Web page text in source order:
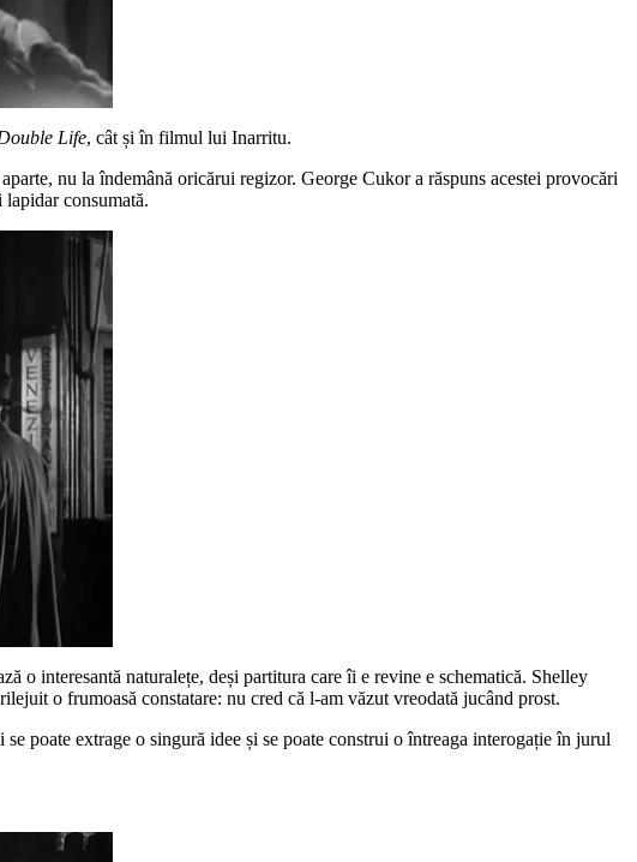
Life, cât și în filmul lui Inarritu.
nu la îndemână oricărui regizor. George Cukor a răspuns acestei provocări
lapidar consumată.
o interesantă naturalețe, deși partitura care îi e revine e schematică. Shelley
o frumoasă constatare: nu cred că l-am văzut vreodată jucând prost.
poate extrage o singură idee și se poate construi o întreaga interogație în jurul